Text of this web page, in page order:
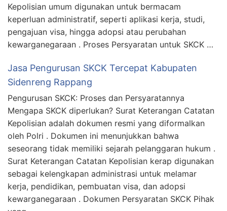
Kepolisian umum digunakan untuk bermacam
keperluan administratif, seperti aplikasi kerja, studi,
pengajuan visa, hingga adopsi atau perubahan
kewarganegaraan . Proses Persyaratan untuk SKCK …
Jasa Pengurusan SKCK Tercepat Kabupaten
Sidenreng Rappang
Pengurusan SKCK: Proses dan Persyaratannya
Mengapa SKCK diperlukan? Surat Keterangan Catatan
Kepolisian adalah dokumen resmi yang diformalkan
oleh Polri . Dokumen ini menunjukkan bahwa
seseorang tidak memiliki sejarah pelanggaran hukum .
Surat Keterangan Catatan Kepolisian kerap digunakan
sebagai kelengkapan administrasi untuk melamar
kerja, pendidikan, pembuatan visa, dan adopsi
kewarganegaraan . Dokumen Persyaratan SKCK Pihak